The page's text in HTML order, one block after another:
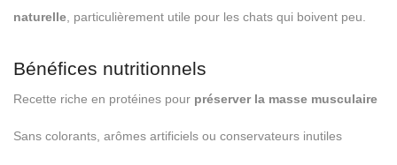
naturelle , particulièrement utile pour les chats qui boivent peu.
Bénéfices nutritionnels
Recette riche en protéines pour préserver la masse musculaire
Sans colorants, arômes artificiels ou conservateurs inutiles